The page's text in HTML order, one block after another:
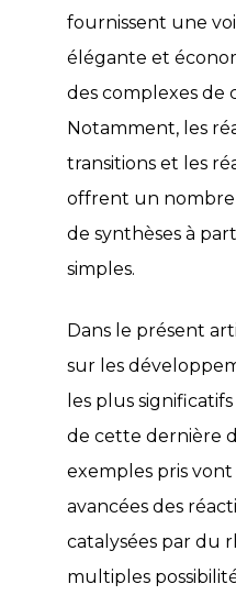
fournissent une
élégante et
des complexes de
Notamment, les
transitions et les
offrent un nombre
de synthèses à
simples.
Dans le présent
sur les
les plus
de cette dernière
exemples pris
avancées des
catalysées par du
multiples